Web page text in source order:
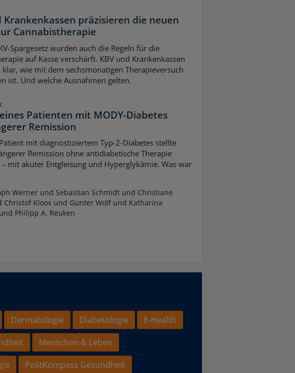
Krankenkassen präzisieren die neuen
Cannabistherapie
Spargesetz wurden auch die Regeln für die
auf Kasse verschärft. KBV und Krankenkassen
klar, wie mit dem sechsmonatigen Therapieversuch
ist. Und welche Ausnahmen gelten.
Patienten mit MODY-Diabetes
Remission
mit diagnostiziertem Typ-2-Diabetes stellte
Remission ohne antidiabetische Therapie
mit akuter Entgleisung und Hyperglykämie. Was war
Werner und Sebastian Schmidt und Christiane
Christof Kloos und Gunter Wolf und Katharina
Philipp A. Reuken
Dermatologie Diabetologie
E-Health
Menschen & Leben
PolitKompass Gesundheit